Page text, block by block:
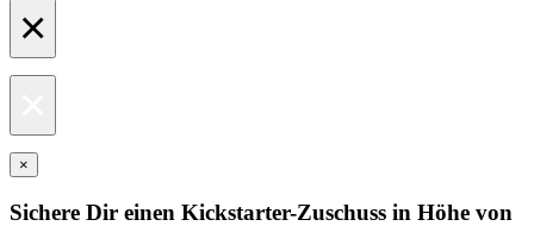
×
×
Sichere Dir einen Kickstarter-Zuschuss in Höhe von